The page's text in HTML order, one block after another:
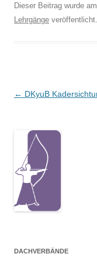
Dieser Beitrag wurde am
Lehrgänge veröffentlicht.
Beitragsnavigation
← DKyuB
DACHVERBÄNDE